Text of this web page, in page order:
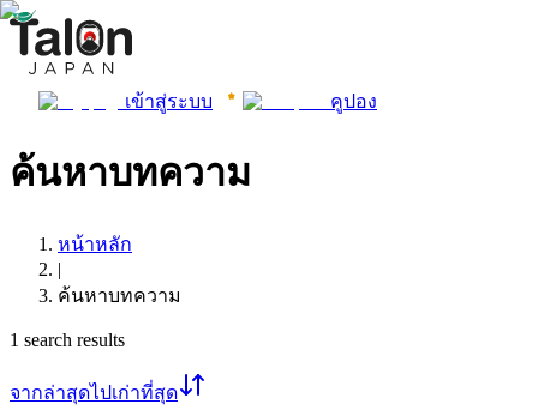
เข้าสู่ระบบ คูปอง
ค้นหาบทความ
หน้าหลัก
|
ค้นหาบทความ
1 search results
จากล่าสุดไปเก่าที่สุด